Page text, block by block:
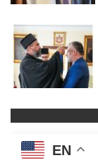
EN